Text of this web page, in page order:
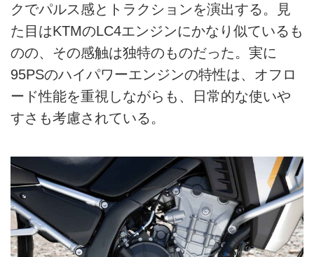
クでパルス感とトラクションを演出する。見
た目はKTMのLC4エンジンにかなり似ているも
のの、その感触は独特のものだった。実に
95PSのハイパワーエンジンの特性は、オフロ
ード性能を重視しながらも、日常的な使いや
すさも考慮されている。